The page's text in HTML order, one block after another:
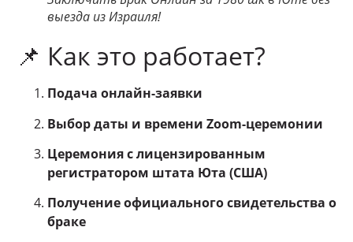
выезда из Израиля!
📌 Как это работает?
Подача онлайн-заявки
Выбор даты и времени Zoom-церемонии
Церемония с лицензированным
регистратором штата Юта (США)
Получение официального свидетельства о
браке